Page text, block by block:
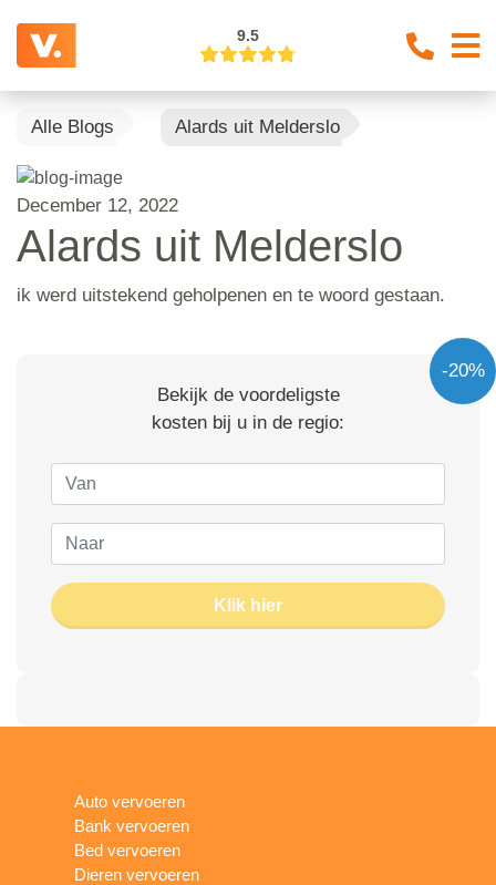
9.5
Alle Blogs Alards uit Melderslo
December 12, 2022
Alards uit Melderslo
ik werd uitstekend geholpenen en te woord gestaan.
-20%
Bekijk de voordeligste
kosten bij u in de regio:
Klik hier
Auto vervoeren
Bank vervoeren
Bed vervoeren
Dieren vervoeren